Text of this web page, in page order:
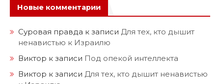
Новые комментарии
Суровая правда к записи Для тех, кто дышит
ненавистью к Израилю
Виктор к записи Под опекой интеллекта
Виктор к записи Для тех, кто дышит ненавистью